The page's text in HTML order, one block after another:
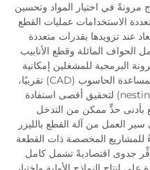
مرونةً في اختيار المواد وتحسين
الاستخدامات عمليات القطع
عند تزويدها بقدرات متعددة
الحواف المائلة وقطع الأنابيب
البرمجية للمشغلين إمكانية
استيراد التصاميم من أي نظام تصميم بمساعدة الحاسوب (CAD) تقريبًا،
ومعالجتها عبر برامج الترتيب الأمثل (nesting) لتحقيق أقصى استفادة
بأدنى حدٍّ ممكن من التدخل
العمل من آلة القطع بالليزر
للمشاريع المخصصة ذات القطعة
يوفِّر جدوى اقتصاديةً تشمل كامل